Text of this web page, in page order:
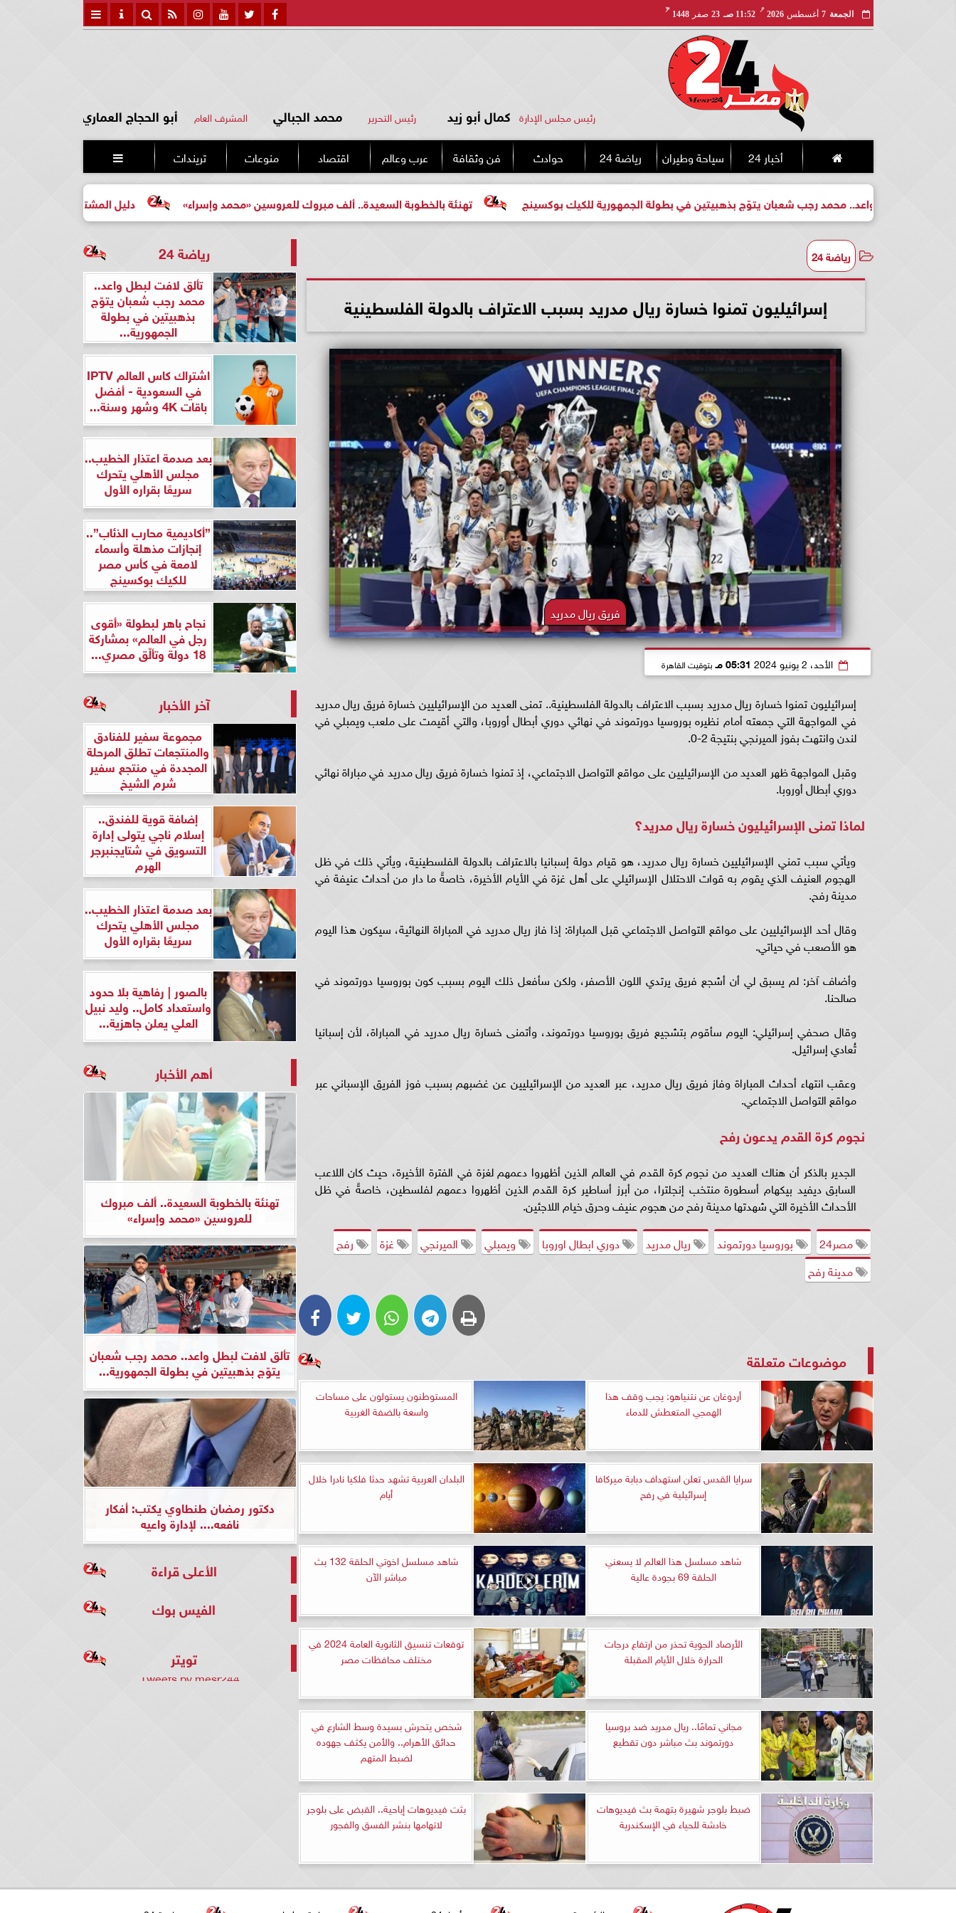
الجمعة 7 أغسطس 2026
مـ
11:52 صـ 23 صفر 1448
هـ
رئيس مجلس الإدارة كمال أبو زيد رئيس التحرير محمد الجبالي المشرف العام أبو الحجاج العماري
أخبار 24 سياحة وطيران رياضة 24 حوادث فن وثقافة عرب وعالم اقتصاد منوعات تريندات 
دليل المشتري لأول مرة لاختيار مشروع تهنئة بالخطوبة السعيدة.. ألف مبروك للعروسين «محمد وإسراء» واعد.. محمد رجب شعبان يتوّج بذهبيتين في بطولة الجمهورية للكيك بوكسينج
رياضة 24
إسرائيليون تمنوا خسارة ريال مدريد بسبب الاعتراف بالدولة الفلسطينية
فريق ريال مدريد
الأحد، 2 يونيو 2024 05:31 مـ بتوقيت القاهرة
إسرائيليون تمنوا خسارة ريال مدريد بسبب الاعتراف بالدولة الفلسطينية.. تمنى العديد من الإسرائيليين خسارة فريق ريال مدريد
في المواجهة التي جمعته أمام نظيره بوروسيا دورتموند في نهائي دوري أبطال أوروبا، والتي أقيمت على ملعب ويمبلي في
لندن وانتهت بفوز الميرنجي بنتيجة 2-0.
وقبل المواجهة ظهر العديد من الإسرائيليين على مواقع التواصل الاجتماعي، إذ تمنوا خسارة فريق ريال مدريد في مباراة نهائي
دوري أبطال أوروبا.
لماذا تمنى الإسرائيليون خسارة ريال مدريد؟
ويأتي سبب تمني الإسرائيليين خسارة ريال مدريد، هو قيام دولة إسبانيا بالاعتراف بالدولة الفلسطينية، ويأتي ذلك في ظل
الهجوم العنيف الذي يقوم به قوات الاحتلال الإسرائيلي على أهل غزة في الأيام الأخيرة، خاصةً ما دار من أحداث عنيفة في
مدينة رفح.
وقال أحد الإسرائيليين على مواقع التواصل الاجتماعي قبل المباراة: إذا فاز ريال مدريد في المباراة النهائية، سيكون هذا اليوم
هو الأصعب في حياتي.
وأضاف آخر: لم يسبق لي أن أشجع فريق يرتدي اللون الأصفر، ولكن سأفعل ذلك اليوم بسبب كون بوروسيا دورتموند في
صالحنا.
وقال صحفي إسرائيلي: اليوم سأقوم بتشجيع فريق بوروسيا دورتموند، وأتمنى خسارة ريال مدريد في المباراة، لأن إسبانيا
تُعادي إسرائيل.
وعقب انتهاء أحداث المباراة وفاز فريق ريال مدريد، عبر العديد من الإسرائيليين عن غضبهم بسبب فوز الفريق الإسباني عبر
مواقع التواصل الاجتماعي.
نجوم كرة القدم يدعون رفح
الجدير بالذكر أن هناك العديد من نجوم كرة القدم في العالم الذين أظهروا دعمهم لغزة في الفترة الأخيرة، حيث كان اللاعب
السابق ديفيد بيكهام أسطورة منتخب إنجلترا، من أبرز أساطير كرة القدم الذين أظهروا دعمهم لفلسطين، خاصةً في ظل
الأحداث الأخيرة التي شهدتها مدينة رفح من هجوم عنيف وحرق خيام اللاجئين.
مصر24
بوروسيا دورتموند ريال مدريد دوري ابطال اوروبا ويمبلي الميرنجي غزة
رفح
مدينة رفح
موضوعات متعلقة
أردوغان عن نتنياهو: يجب وقف هذا
الهمجي المتعطش للدماء
المستوطنون يستولون على مساحات
واسعة بالضفة الغربية
سرايا القدس تعلن استهداف دبابة ميركافا
إسرائيلية في رفح
البلدان العربية تشهد حدثا فلكيا نادرا خلال
أيام
شاهد مسلسل هذا العالم لا يسعني
الحلقة 69 بجودة عالية
شاهد مسلسل اخوتي الحلقة 132 بث
مباشر الآن
الأرصاد الجوية تحذر من ارتفاع درجات
الحرارة خلال الأيام المقبلة
توقعات تنسيق الثانوية العامة 2024 في
مختلف محافظات مصر
مجاني تمامًا.. ريال مدريد ضد بروسيا
دورتموند بث مباشر دون تقطيع
شخص يتحرش بسيدة وسط الشارع في
حدائق الأهرام.. والأمن يكثف جهوده
لضبط المتهم
ضبط بلوجر شهيرة بتهمة بث فيديوهات
خادشة للحياء في الإسكندرية
بثت فيديوهات إباحية.. القبض على بلوجر
لاتهامها بنشر الفسق والفجور
رياضة 24
تألق لافت لبطل واعد..
محمد رجب شعبان يتوّج
بذهبيتين في بطولة
الجمهورية...
اشتراك كاس العالم IPTV
في السعودية - أفضل
باقات 4K وشهر وسنة...
بعد صدمة اعتذار الخطيب..
مجلس الأهلي يتحرك
سريعًا بقراره الأول
”أكاديمية محارب الذئاب”..
إنجازات مذهلة وأسماء
لامعة في كأس مصر
للكيك بوكسينج
نجاح باهر لبطولة «أقوى
رجل في العالم» بمشاركة
18 دولة وتألّق مصري...
آخر الأخبار
مجموعة سفير للفنادق
والمنتجعات تطلق المرحلة
المجددة في منتجع سفير
شرم الشيخ
إضافة قوية للفندق..
إسلام ناجي يتولى إدارة
التسويق في شتايجنبرجر
الهرم
بعد صدمة اعتذار الخطيب..
مجلس الأهلي يتحرك
سريعًا بقراره الأول
بالصور | رفاهية بلا حدود
واستعداد كامل.. وليد نبيل
العلي يعلن جاهزية...
أهم الأخبار
تهنئة بالخطوبة السعيدة.. ألف مبروك
للعروسين «محمد وإسراء»
تألق لافت لبطل واعد.. محمد رجب شعبان
يتوّج بذهبيتين في بطولة الجمهورية...
دكتور رمضان طنطاوي يكتب: أفكار
نافعه.... لإدارة واعيه
الأعلى قراءة
الفيس بوك
تويتر
Tweets by mesr244